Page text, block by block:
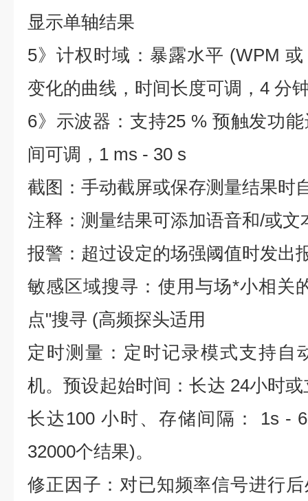
显示单轴结果
5》计权时域：暴露水平 (WPM
变化的曲线，时间长度可调，4 分
6》示波器：支持25 % 预触发功
间可调，1 ms - 30 s
截图：手动截屏或保存测量结果时
注释：测量结果可添加语音和/或文
报警：超过设定的场强阈值时发出
敏感区域搜寻：使用与场*小相关
点"搜寻 (高频探头适用
定时测量：定时记录模式支持自
机。预设起始时间：长达 24小时
长达100 小时、存储间隔： 1s -
32000个结果)。
修正因子：对已知频率信号进行